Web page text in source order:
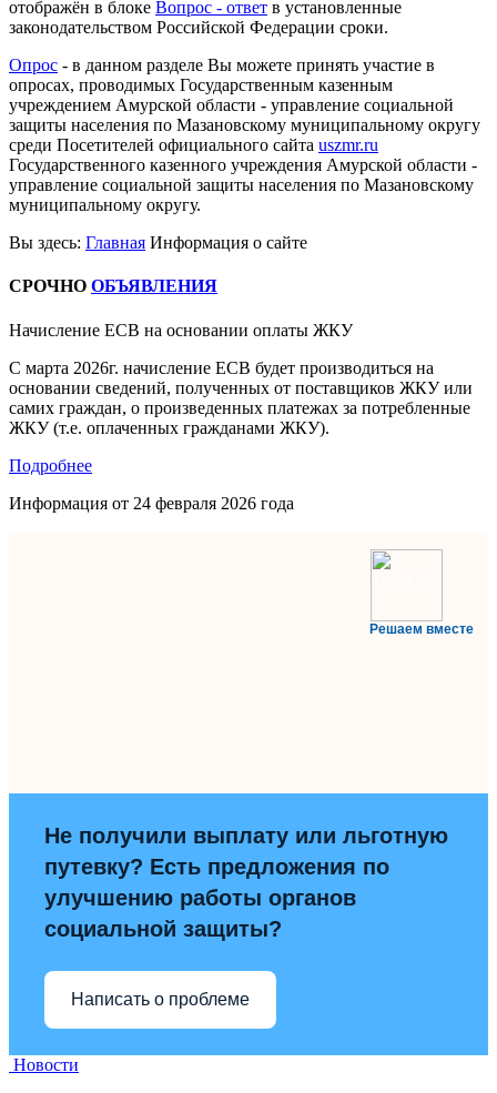
отображён в блоке Вопрос - ответ в установленные
законодательством Российской Федерации сроки.
Опрос - в данном разделе Вы можете принять участие в
опросах, проводимых Государственным казенным
учреждением Амурской области - управление социальной
защиты населения по Мазановскому муниципальному округу
среди Посетителей официального сайта uszmr.ru
Государственного казенного учреждения Амурской области -
управление социальной защиты населения по Мазановскому
муниципальному округу.
Вы здесь: Главная Информация о сайте
СРОЧНО ОБЪЯВЛЕНИЯ
Начисление ЕСВ на основании оплаты ЖКУ
С марта 2026г. начисление ЕСВ будет производиться на
основании сведений, полученных от поставщиков ЖКУ или
самих граждан, о произведенных платежах за потребленные
ЖКУ (т.е. оплаченных гражданами ЖКУ).
Подробнее
Информация от 24 февраля 2026 года
Решаем вместе
Не получили выплату или льготную
путевку? Есть предложения по
улучшению работы органов
социальной защиты?
Написать о проблеме
Новости